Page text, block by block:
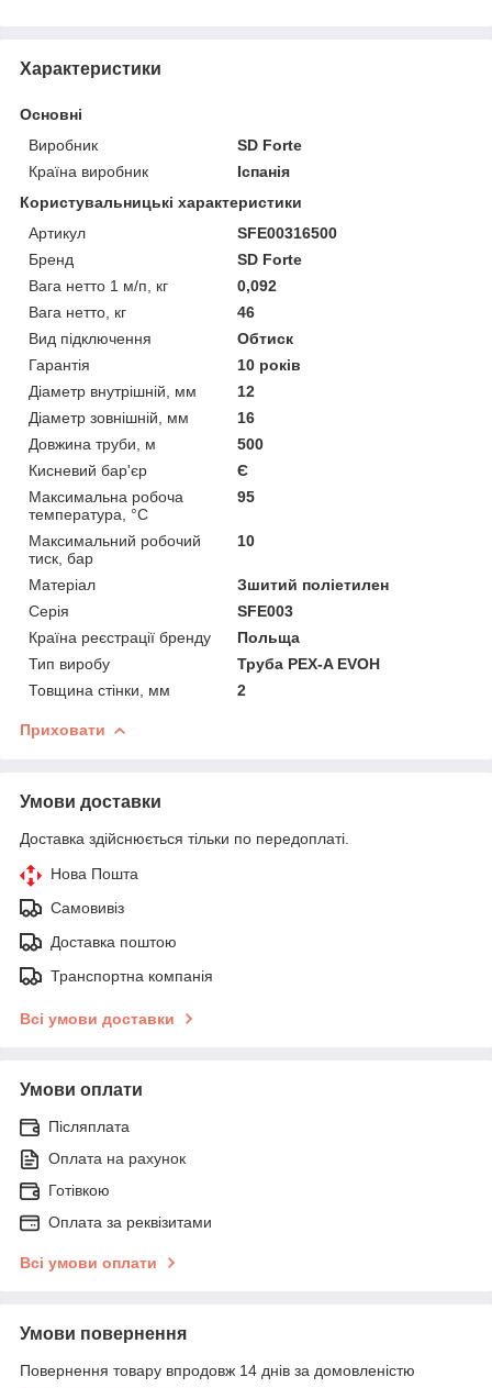
Характеристики
Основні
Виробник
SD Forte
Країна виробник
Іспанія
Користувальницькі характеристики
Артикул
SFE00316500
Бренд
SD Forte
Вага нетто 1 м/п, кг
0,092
Вага нетто, кг
46
Вид підключення
Обтиск
Гарантія
10 років
Діаметр внутрішній, мм
12
Діаметр зовнішній, мм
16
Довжина труби, м
500
Кисневий бар'єр
Є
Максимальна робоча
температура, °C
95
Максимальний робочий
тиск, бар
10
Матеріал
Зшитий поліетилен
Серія
SFE003
Країна реєстрації бренду
Польща
Тип виробу
Труба PEX-A EVOH
Товщина стінки, мм
2
Приховати
Умови доставки
Доставка здійснюється тільки по передоплаті.
Нова Пошта
Самовивіз
Доставка поштою
Транспортна компанія
Всі умови доставки
Умови оплати
Післяплата
Оплата на рахунок
Готівкою
Оплата за реквізитами
Всі умови оплати
Умови повернення
Повернення товару впродовж 14 днів за домовленістю